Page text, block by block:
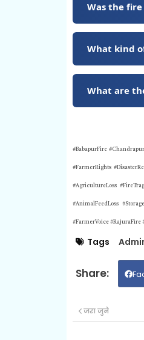
Was the
What kind
What are
#BabapurFire
#FarmerRights
#AgricultureLoss
#AnimalFeedLoss
#FarmerVoice #RajuraFire
Tags
जरा जुने